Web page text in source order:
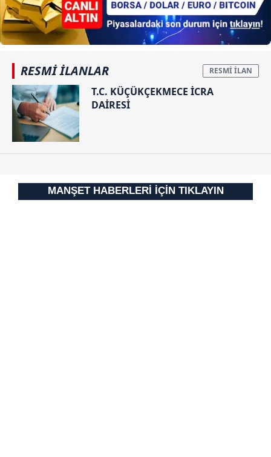
reklam/pazarlama faaliyetlerinin yapılması, amaçlarıyla
sınırlı olarak açık rızanız dahilinde kullanılacaktır.
vasıtasıyla belirleyebilirsiniz. Çerezlere ilişkin detaylı bilgi
için Ayarlar butonuna tıklayabilir,
Metnimiziziyaret edebilirsiniz.
6698 sayılı Kişisel Verilerin Korunması Kanunu uyarınca
hazırlanmış Aydınlatma Metnimizi okumak ve sitemizde
ilgili mevzuata uygun olarak kullanılan çerezlerle ilgili bilgi
RESMİ İLANLAR
T.C. KÜÇÜKÇEKMECE İCRA
DAİRESİ
MANŞET HABERLERİ İÇİN TIKLAYIN